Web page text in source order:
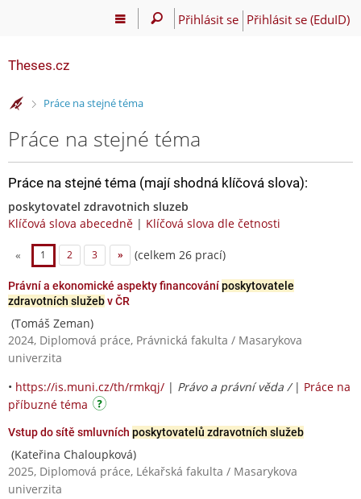
Přihlásit se Přihlásit se (EduID)
Theses.cz
>Práce na stejné téma
Práce na stejné téma
Práce na stejné téma (mají shodná klíčová slova):
poskytovatel zdravotnich sluzeb
Klíčová slova abecedně | Klíčová slova dle četnosti
« 1 2 3 » (celkem 26 prací)
Právní a ekonomické aspekty financováníposkytovatele
zdravotních služebv ČR
(Tomáš Zeman)
2024, Diplomová práce, Právnická fakulta / Masarykova
univerzita
• https://is.muni.cz/th/rmkqj/ | Právo a právní věda / | Práce na
příbuzné téma
Vstup do sítě smluvních poskytovatelů zdravotních služeb
(Kateřina Chaloupková)
2025, Diplomová práce, Lékařská fakulta / Masarykova
univerzita